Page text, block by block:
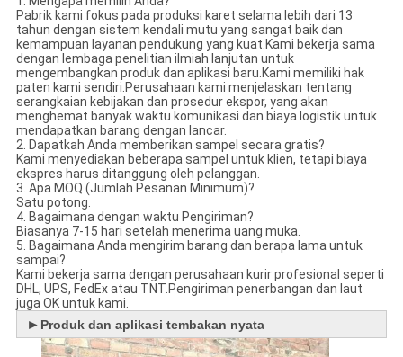
Pabrik kami fokus pada produksi karet selama lebih dari 13
tahun dengan sistem kendali mutu yang sangat baik dan
kemampuan layanan pendukung yang kuat.Kami bekerja sama
dengan lembaga penelitian ilmiah lanjutan untuk
mengembangkan produk dan aplikasi baru.Kami memiliki hak
paten kami sendiri.Perusahaan kami menjelaskan tentang
serangkaian kebijakan dan prosedur ekspor, yang akan
menghemat banyak waktu komunikasi dan biaya logistik untuk
mendapatkan barang dengan lancar.
2. Dapatkah Anda memberikan sampel secara gratis?
Kami menyediakan beberapa sampel untuk klien, tetapi biaya
ekspres harus ditanggung oleh pelanggan.
3. Apa MOQ (Jumlah Pesanan Minimum)?
Satu potong.
4. Bagaimana dengan waktu Pengiriman?
Biasanya 7-15 hari setelah menerima uang muka.
5. Bagaimana Anda mengirim barang dan berapa lama untuk
sampai?
Kami bekerja sama dengan perusahaan kurir profesional seperti
DHL, UPS, FedEx atau TNT.Pengiriman penerbangan dan laut
juga OK untuk kami.
► Produk dan aplikasi tembakan nyata